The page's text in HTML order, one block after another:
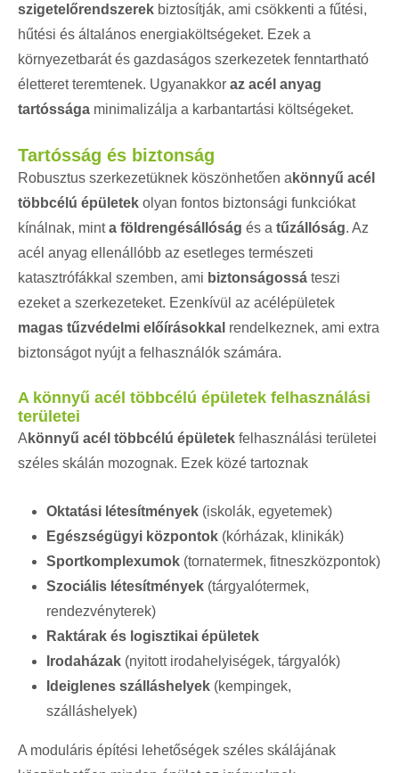
szigetelőrendszerek biztosítják, ami csökkenti a fűtési,
hűtési és általános energiaköltségeket. Ezek a
környezetbarát és gazdaságos szerkezetek fenntartható
életteret teremtenek. Ugyanakkor az acél anyag
tartóssága minimalizálja a karbantartási költségeket.
Tartósság és biztonság
Robusztus szerkezetüknek köszönhetően a könnyű acél
többcélú épületek olyan fontos biztonsági funkciókat
kínálnak, minta földrengésállóság és a tűzállóság. Az
acél anyag ellenállóbb az esetleges természeti
katasztrófákkal szemben, ami biztonságossá teszi
ezeket a szerkezeteket. Ezenkívül az acélépületek
magas tűzvédelmi előírásokkal rendelkeznek, ami extra
biztonságot nyújt a felhasználók számára.
A könnyű acél többcélú épületek felhasználási
területei
A könnyű acél többcélú épületek felhasználási területei
széles skálán mozognak. Ezek közé tartoznak
Oktatási létesítmények (iskolák, egyetemek)
Egészségügyi központok (kórházak, klinikák)
Sportkomplexumok (tornatermek, fitneszközpontok)
Szociális létesítmények (tárgyalótermek,
rendezvényterek)
Raktárak és logisztikai épületek
Irodaházak (nyitott irodahelyiségek, tárgyalók)
Ideiglenes szálláshelyek (kempingek,
szálláshelyek)
A moduláris építési lehetőségek széles skálájának